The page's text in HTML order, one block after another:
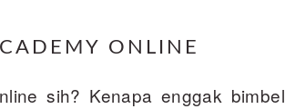
ONLINE
sih? Kenapa enggak bimbel